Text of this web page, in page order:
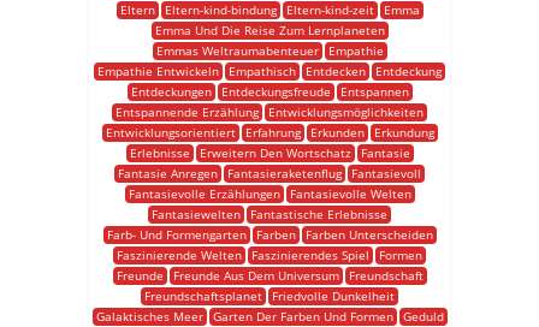
Eltern
Eltern-kind-bindung Eltern-kind-zeit
Emma
Emma Und Die Reise Zum Lernplaneten
Emmas Weltraumabenteuer
Empathie
Empathie Entwickeln
Empathisch Entdecken
Entdeckung
Entdeckungen
Entdeckungsfreude
Entspannen
Entspannende Erzählung
Entwicklungsmöglichkeiten
Entwicklungsorientiert
Erfahrung Erkunden
Erkundung
Erlebnisse
Erweitern Den Wortschatz
Fantasie
Fantasie Anregen
Fantasieraketenflug
Fantasievoll
Fantasievolle Erzählungen
Fantasievolle Welten
Fantasiewelten
Fantastische Erlebnisse
Farb- Und Formengarten
Farben
Farben Unterscheiden
Faszinierende Welten
Faszinierendes Spiel
Formen
Freunde
Freunde Aus Dem Universum
Freundschaft
Freundschaftsplanet
Friedvolle Dunkelheit
Galaktisches Meer
Garten Der Farben Und Formen
Geduld